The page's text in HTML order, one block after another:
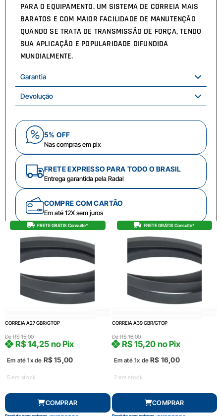
PARA O EQUIPAMENTO. UM SISTEMA DE CORREIA MAIS
BARATOS E COM MAIOR FACILIDADE DE MANUTENÇÃO
QUANDO SE TRATA DE TRANSMISSÃO DE FORÇA, TENDO
SUA APLICAÇÃO E POPULARIDADE DIFUNDIDA
MUNDIALMENTE.
Garantia
Devolução
5% OFF
Nas compras em pix
FRETE EXPRESSO PARA TODO O BRASIL
Entrega garantida pela Radal
COMPRE COM CARTÃO
Em até 12X sem juros
FRETE GRÁTIS Consulte*
CORREIA A27 GBR/GTOP
DeR$15,00
Em até 1x de R$15,00
R$14,25 no Pix
5 em stock
COMPRAR
FRETE GRÁTIS Consulte*
CORREIA A39 GBR/GTOP
DeR$16,00
Em até 1x deR$ 16,00
R$15,20 no Pix
2 em stock
COMPRAR